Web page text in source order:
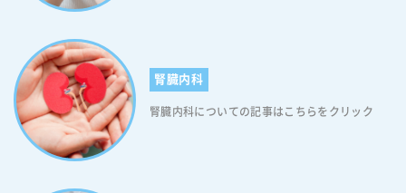
腎臓内科
腎臓内科についての記事はこちらをクリック